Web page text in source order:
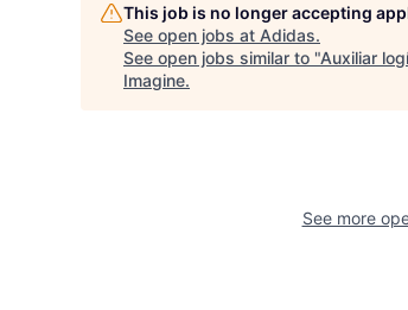
This job is no longer accepting
See open jobs at Adidas.
See open jobs similar to "Auxiliar
Imagine.
See more